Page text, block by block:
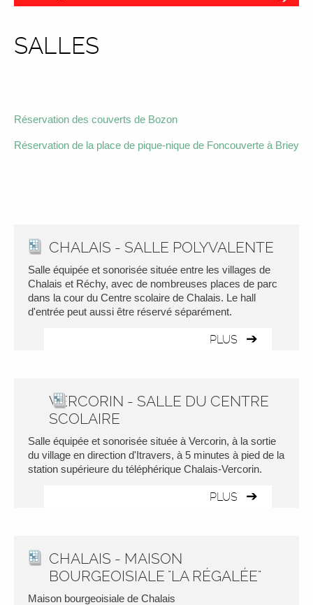
SALLES
Réservation des couverts de Bozon
Réservation de la place de pique-nique de Foncouverte à Briey
CHALAIS - SALLE POLYVALENTE
Salle équipée et sonorisée située entre les villages de
Chalais et Réchy, avec de nombreuses places de parc
dans la cour du Centre scolaire de Chalais. Le hall
d'entrée peut aussi être réservé séparément.
PLUS
VERCORIN - SALLE DU CENTRE
SCOLAIRE
Salle équipée et sonorisée située à Vercorin, à la sortie
du village en direction d'Itravers, à 5 minutes à pied de la
station supérieure du téléphérique Chalais-Vercorin.
PLUS
CHALAIS - MAISON
BOURGEOISIALE "LA RÉGALÉE"
Maison bourgeoisiale de Chalais